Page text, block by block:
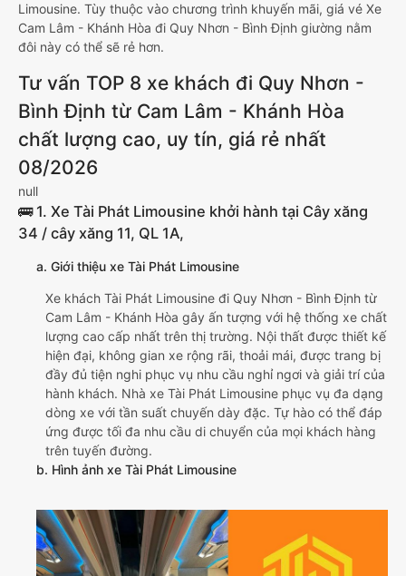
Limousine. Tùy thuộc vào chương trình khuyến mãi, giá vé Xe
Cam Lâm - Khánh Hòa đi Quy Nhơn - Bình Định giường nằm
đôi này có thể sẽ rẻ hơn.
Tư vấn TOP 8 xe khách đi Quy Nhơn -
Bình Định từ Cam Lâm - Khánh Hòa
chất lượng cao, uy tín, giá rẻ nhất
08/2026
null
🚌 1. Xe Tài Phát Limousine khởi hành tại Cây xăng
34 / cây xăng 11, QL 1A,
a. Giới thiệu xe Tài Phát Limousine
Xe khách Tài Phát Limousine đi Quy Nhơn - Bình Định từ
Cam Lâm - Khánh Hòa gây ấn tượng với hệ thống xe chất
lượng cao cấp nhất trên thị trường. Nội thất được thiết kế
hiện đại, không gian xe rộng rãi, thoải mái, được trang bị
đầy đủ tiện nghi phục vụ nhu cầu nghỉ ngơi và giải trí của
hành khách. Nhà xe Tài Phát Limousine phục vụ đa dạng
dòng xe với tần suất chuyến dày đặc. Tự hào có thể đáp
ứng được tối đa nhu cầu di chuyển của mọi khách hàng
trên tuyến đường.
b. Hình ảnh xe Tài Phát Limousine